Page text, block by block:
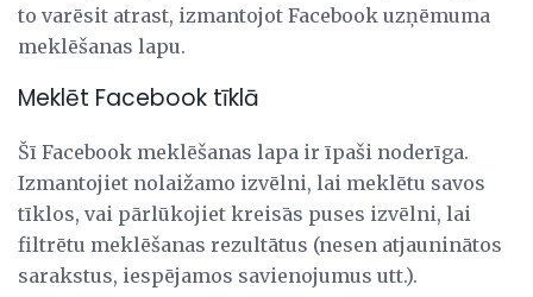
to varēsit atrast, izmantojot Facebook uzņēmuma
meklēšanas lapu.
Meklēt Facebook tīklā
Šī Facebook meklēšanas lapa ir īpaši noderīga.
Izmantojiet nolaižamo izvēlni, lai meklētu savos
tīklos, vai pārlūkojiet kreisās puses izvēlni, lai
filtrētu meklēšanas rezultātus (nesen atjauninātos
sarakstus, iespējamos savienojumus utt.).